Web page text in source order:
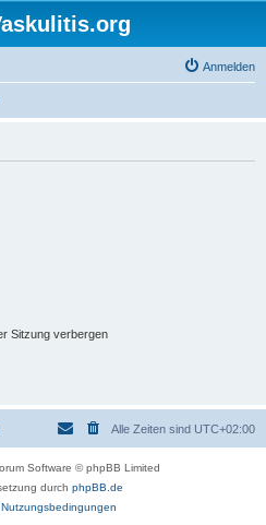
Anmelden
Sitzung verbergen
Alle Zeiten sind UTC+02:00
Software © phpBB Limited
durch phpBB.de
Nutzungsbedingungen